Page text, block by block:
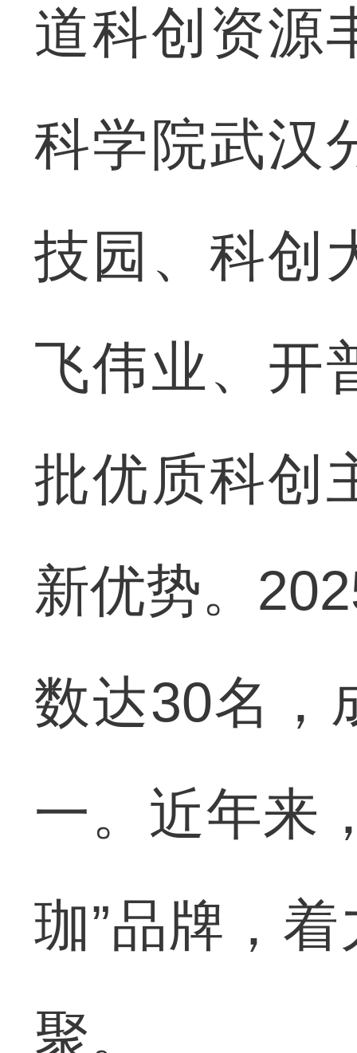
道科创资源
科学院武汉
技园、科创
飞伟业、开
批优质科创
新优势。
数达30名，
一。近年来
珈”品牌，
聚。